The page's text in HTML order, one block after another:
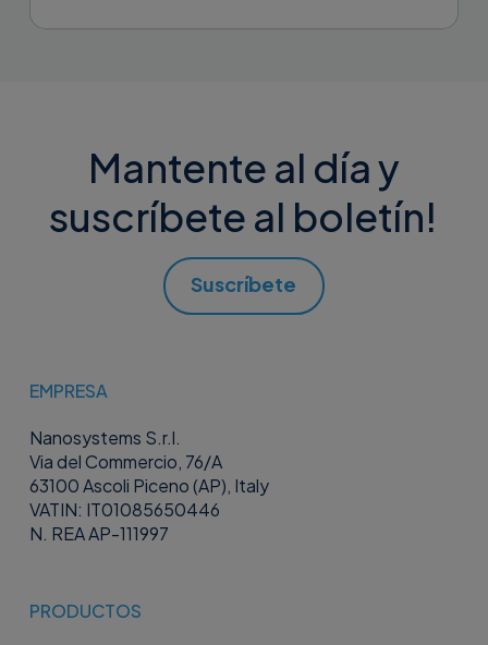
Mantente al día y
suscríbete al boletín!
Suscríbete
EMPRESA
Nanosystems S.r.l.
Via del Commercio, 76/A
63100 Ascoli Piceno (AP), Italy
VATIN: IT01085650446
N. REA AP-111997
PRODUCTOS